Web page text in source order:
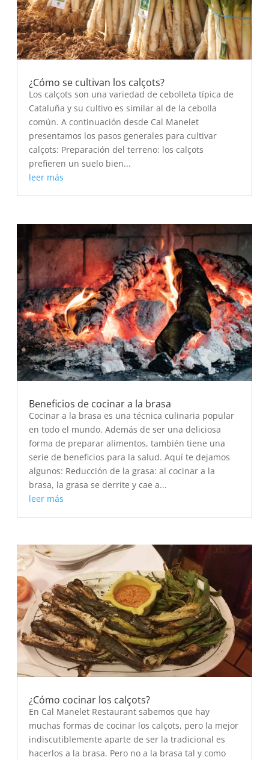
¿Cómo se cultivan los calçots?
Los calçots son una variedad de cebolleta típica de
Cataluña y su cultivo es similar al de la cebolla
común. A continuación desde Cal Manelet
presentamos los pasos generales para cultivar
calçots: Preparación del terreno: los calçots
prefieren un suelo bien...
leer más
Beneficios de cocinar a la brasa
Cocinar a la brasa es una técnica culinaria popular
en todo el mundo. Además de ser una deliciosa
forma de preparar alimentos, también tiene una
serie de beneficios para la salud. Aquí te dejamos
algunos: Reducción de la grasa: al cocinar a la
brasa, la grasa se derrite y cae a...
leer más
¿Cómo cocinar los calçots?
En Cal Manelet Restaurant sabemos que hay
muchas formas de cocinar los calçots, pero la mejor
indiscutiblemente aparte de ser la tradicional es
hacerlos a la brasa. Pero no a la brasa tal y como